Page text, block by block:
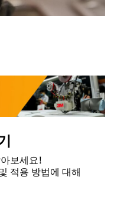
보세요!
적용 방법에 대해